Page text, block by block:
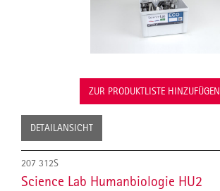
ZUR PRODUKTLISTE HINZUFÜGEN
DETAILANSICHT
207 312S
Science Lab Humanbiologie HU2